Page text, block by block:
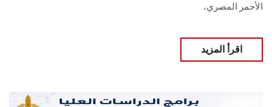
الأحمر المصري،
اقرأ المزيد